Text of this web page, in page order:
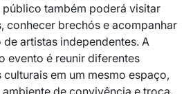
público também poderá visitar
conhecer brechós e acompanhar
artistas independentes. A
evento é reunir diferentes
culturais em um mesmo espaço,